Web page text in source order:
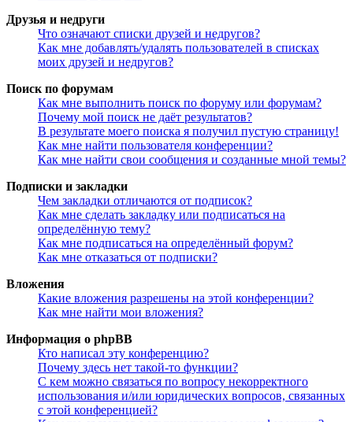
Друзья и недруги
Что означают списки друзей и недругов?
Как мне добавлять/удалять пользователей в списках
моих друзей и недругов?
Поиск по форумам
Как мне выполнить поиск по форуму или форумам?
Почему мой поиск не даёт результатов?
В результате моего поиска я получил пустую страницу!
Как мне найти пользователя конференции?
Как мне найти свои сообщения и созданные мной темы?
Подписки и закладки
Чем закладки отличаются от подписок?
Как мне сделать закладку или подписаться на
определённую тему?
Как мне подписаться на определённый форум?
Как мне отказаться от подписки?
Вложения
Какие вложения разрешены на этой конференции?
Как мне найти мои вложения?
Информация о phpBB
Кто написал эту конференцию?
Почему здесь нет такой-то функции?
С кем можно связаться по вопросу некорректного
использования и/или юридических вопросов, связанных
с этой конференцией?